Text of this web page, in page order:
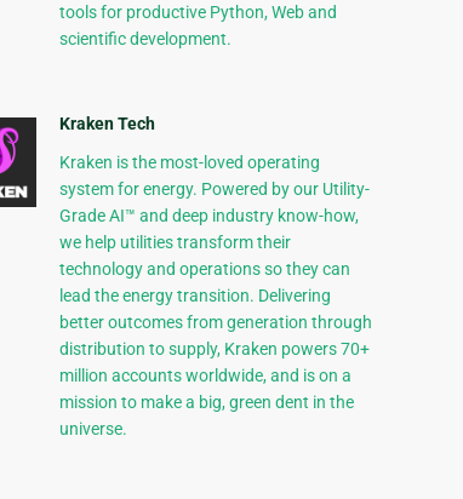
tools for productive Python, Web and
scientific development.
Kraken Tech
Kraken is the most-loved operating
system for energy. Powered by our Utility-
Grade AI™ and deep industry know-how,
we help utilities transform their
technology and operations so they can
lead the energy transition. Delivering
better outcomes from generation through
distribution to supply, Kraken powers 70+
million accounts worldwide, and is on a
mission to make a big, green dent in the
universe.